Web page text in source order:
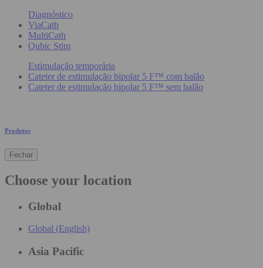
Diagnóstico
ViaCath
MultiCath
Qubic Stim
Estimulação temporária
Cateter de estimulação bipolar 5 F™ com balão
Cateter de estimulação bipolar 5 F™ sem balão
Produtos
Fechar
Choose your location
Global
Global (English)
Asia Pacific